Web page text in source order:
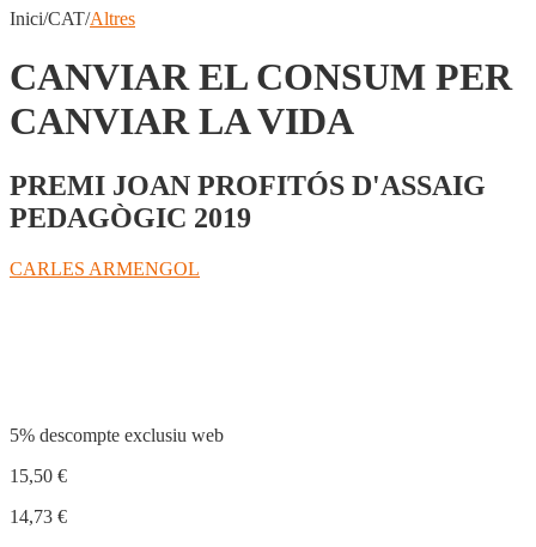
Inici/CAT/Altres
CANVIAR EL CONSUM PER
CANVIAR LA VIDA
PREMI JOAN PROFITÓS D'ASSAIG
PEDAGÒGIC 2019
CARLES ARMENGOL
5% descompte exclusiu web
15,50 €
14,73 €